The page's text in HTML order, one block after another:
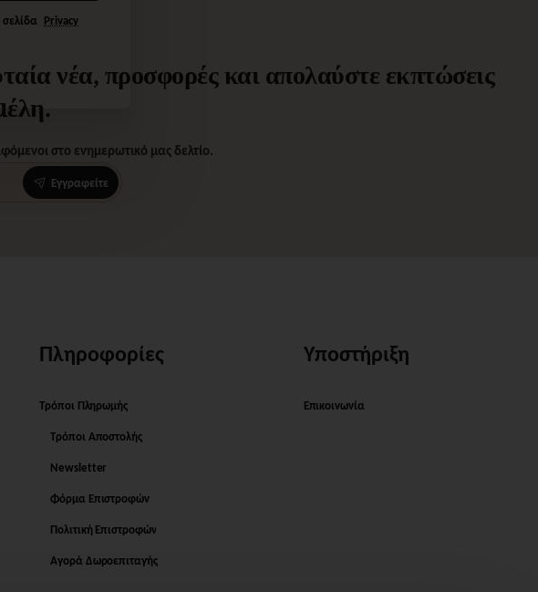
Privacy
νέα, προσφορές και απολαύστε εκπτώσεις
στο ενημερωτικό μας δελτίο.
Εγγραφείτε
Πληροφορίες
Τρόποι Πληρωμής
Τρόποι Αποστολής
Newsletter
Φόρμα Επιστροφών
Πολιτική Επιστροφών
Αγορά Δωροεπιταγής
Υποστήριξη
Επικοινωνία